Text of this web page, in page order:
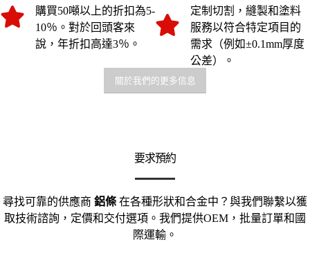
購買50噸以上的折扣為5-
10％。對於回頭客來
說，年折扣高達3％。
定制切割，縫製和塗料
服務以符合特定項目的
需求（例如±0.1mm厚度
公差）。
關於我們的更多信息
要求預約
尋找可靠的供應商 鋁條 在各種形狀和合金中？與我們聯繫以獲
取技術諮詢，定價和交付選項。我們提供OEM，批量訂單和國
際運輸。